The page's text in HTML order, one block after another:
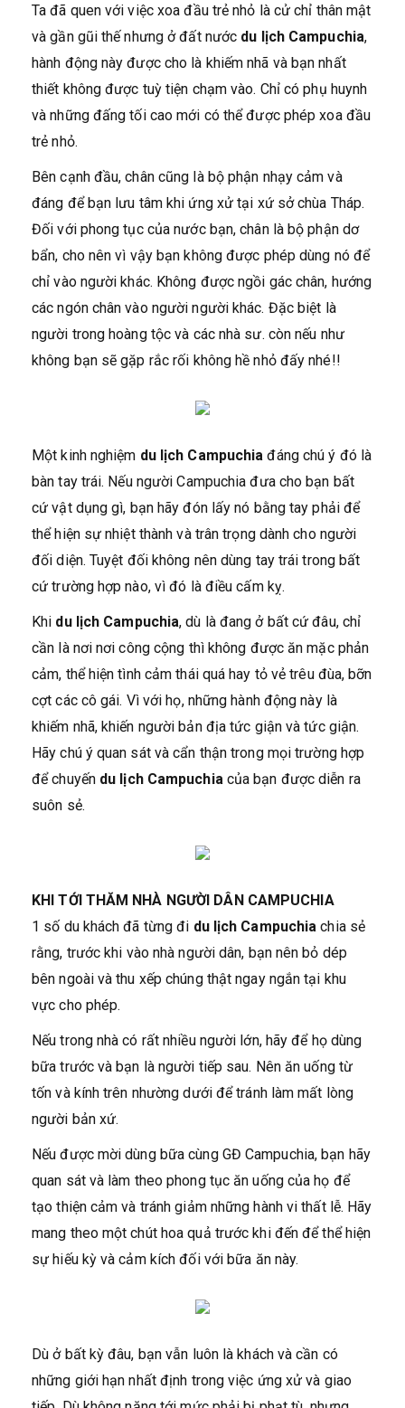
Ta đã quen với việc xoa đầu trẻ nhỏ là cử chỉ thân mật
và gần gũi thế nhưng ở đất nước du lịch Campuchia,
hành động này được cho là khiếm nhã và bạn nhất
thiết không được tuỳ tiện chạm vào. Chỉ có phụ huynh
và những đấng tối cao mới có thể được phép xoa đầu
trẻ nhỏ.
Bên cạnh đầu, chân cũng là bộ phận nhạy cảm và
đáng để bạn lưu tâm khi ứng xử tại xứ sở chùa Tháp.
Đối với phong tục của nước bạn, chân là bộ phận dơ
bẩn, cho nên vì vậy bạn không được phép dùng nó để
chỉ vào người khác. Không được ngồi gác chân, hướng
các ngón chân vào người người khác. Đặc biệt là
người trong hoàng tộc và các nhà sư. còn nếu như
không bạn sẽ gặp rắc rối không hề nhỏ đấy nhé!!
Một kinh nghiệm du lịch Campuchia đáng chú ý đó là
bàn tay trái. Nếu người Campuchia đưa cho bạn bất
cứ vật dụng gì, bạn hãy đón lấy nó bằng tay phải để
thể hiện sự nhiệt thành và trân trọng dành cho người
đối diện. Tuyệt đối không nên dùng tay trái trong bất
cứ trường hợp nào, vì đó là điều cấm kỵ.
Khi du lịch Campuchia, dù là đang ở bất cứ đâu, chỉ
cần là nơi nơi công cộng thì không được ăn mặc phản
cảm, thể hiện tình cảm thái quá hay tỏ vẻ trêu đùa, bỡn
cợt các cô gái. Vì với họ, những hành động này là
khiếm nhã, khiến người bản địa tức giận và tức giận.
Hãy chú ý quan sát và cẩn thận trong mọi trường hợp
để chuyến du lịch Campuchiacủa bạn được diễn ra
suôn sẻ.
KHI TỚI THĂM NHÀ NGƯỜI DÂN CAMPUCHIA
1 số du khách đã từng đi du lịch Campuchia chia sẻ
rằng, trước khi vào nhà người dân, bạn nên bỏ dép
bên ngoài và thu xếp chúng thật ngay ngắn tại khu
vực cho phép.
Nếu trong nhà có rất nhiều người lớn, hãy để họ dùng
bữa trước và bạn là người tiếp sau. Nên ăn uống từ
tốn và kính trên nhường dưới để tránh làm mất lòng
người bản xứ.
Nếu được mời dùng bữa cùng GĐ Campuchia, bạn hãy
quan sát và làm theo phong tục ăn uống của họ để
tạo thiện cảm và tránh giảm những hành vi thất lễ. Hãy
mang theo một chút hoa quả trước khi đến để thể hiện
sự hiếu kỳ và cảm kích đối với bữa ăn này.
Dù ở bất kỳ đâu, bạn vẫn luôn là khách và cần có
những giới hạn nhất định trong việc ứng xử và giao